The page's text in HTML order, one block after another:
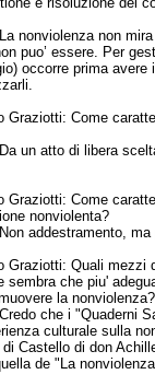
a nonviolenza non
puo’ essere. Per
occorre prima avere
Graziotti: Come
a un atto di libera
Graziotti: Come
nonviolenta?
on addestramento, ma
Graziotti: Quali mezzi
sembra che piu'
la nonviolenza?
Credo che i "Quaderni
culturale sulla
di Castello di don
de "La